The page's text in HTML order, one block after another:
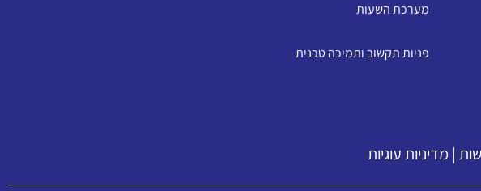
מערכת השעות
פניות תקשוב ותמיכה טכנית
| מדיניות עוגיות